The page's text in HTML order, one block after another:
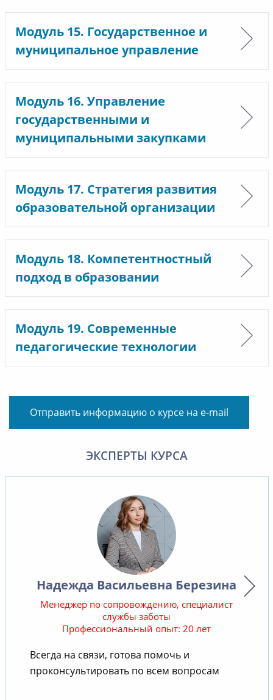
Модуль 15. Государственное и
муниципальное управление
Модуль 16. Управление
государственными и
муниципальными закупками
Модуль 17. Стратегия развития
образовательной организации
Модуль 18. Компетентностный
подход в образовании
Модуль 19. Современные
педагогические технологии
Отправить информацию о курсе на e-mail
ЭКСПЕРТЫ КУРСА
Надежда Васильевна Березина
Менеджер по сопровождению, специалист
службы заботы
Профессиональный опыт: 20 лет
Всегда на связи, готова помочь и
проконсультировать по всем вопросам